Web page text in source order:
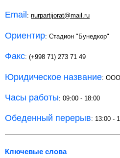
Email : nurpartijorat@mail.ru
Ориентир: Стадион "Бунедкор"
Факс: (+998 71) 273 71 49
Юридическое название:
Часы работы: 09:00 - 18:00
Обеденный перерыв: 13:00 -
Ключевые слова